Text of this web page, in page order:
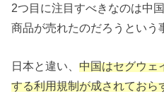
2つ目に注目すべきなのは中
商品が売れたのだろうという
日本と違い、中国はセグウェ
する利用規制が成されておら